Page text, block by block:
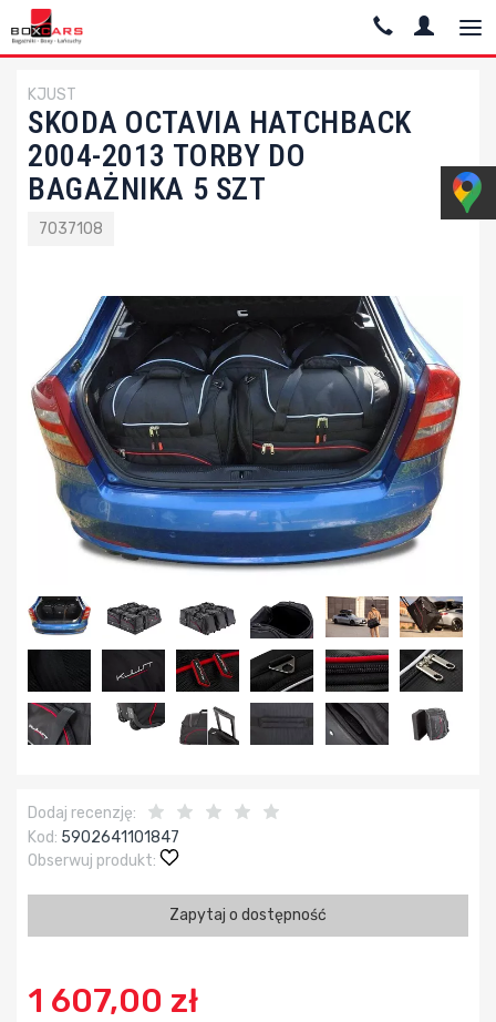
KJUST
SKODA OCTAVIA HATCHBACK
2004-2013 TORBY DO
BAGAŻNIKA 5 SZT
7037108
Dodaj recenzję:
Kod: 5902641101847
Obserwuj produkt:
Zapytaj o dostępność
1 607,00 zł